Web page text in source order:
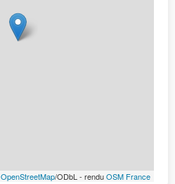
OpenStreetMap/ODbL - renduOSM France